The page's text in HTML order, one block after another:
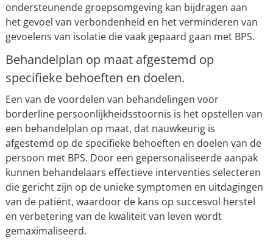
ondersteunende groepsomgeving kan bijdragen aan
het gevoel van verbondenheid en het verminderen van
gevoelens van isolatie die vaak gepaard gaan met BPS.
Behandelplan op maat afgestemd op
specifieke behoeften en doelen.
Een van de voordelen van behandelingen voor
borderline persoonlijkheidsstoornis is het opstellen van
een behandelplan op maat, dat nauwkeurig is
afgestemd op de specifieke behoeften en doelen van de
persoon met BPS. Door een gepersonaliseerde aanpak
kunnen behandelaars effectieve interventies selecteren
die gericht zijn op de unieke symptomen en uitdagingen
van de patiënt, waardoor de kans op succesvol herstel
en verbetering van de kwaliteit van leven wordt
gemaximaliseerd.